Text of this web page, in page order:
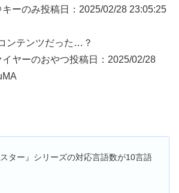
ーのみ投稿日：2025/02/28 23:05:25
ンテンツだった…？
ヤーのおやつ投稿日：2025/02/28
ター』シリーズの対応言語数が10言語